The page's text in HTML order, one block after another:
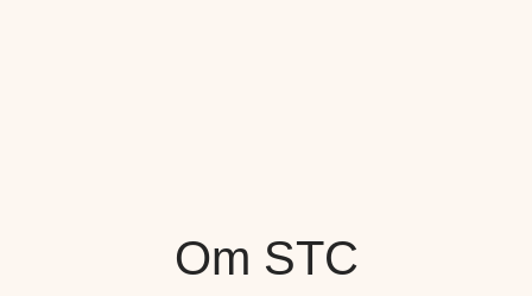
Om STC